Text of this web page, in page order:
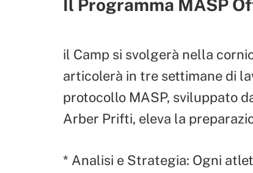
Il Programma MASP
il Camp si svolgerà nella
articolerà in tre settimane di
protocollo MASP, sviluppato
Arber Prifti, eleva la
* Analisi e Strategia: Ogni